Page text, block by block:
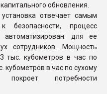
обновления.
отвечает самым
безопасности, процесс
автоматизирован: для ее
сотрудников. Мощность
тыс. кубометров в час по
кубометров в час по сухому
потребности